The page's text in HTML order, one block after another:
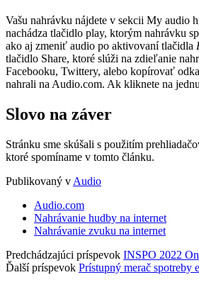
Vašu nahrávku nájdete v sekcii My audio
nachádza tlačidlo play, ktorým nahrávku
ako aj zmeniť audio po aktivovaní tlačidla
tlačidlo Share, ktoré slúži na zdieľanie
Facebooku, Twittery, alebo kopírovať
nahrali na Audio.com. Ak kliknete na
Slovo na záver
Stránku sme skúšali s použitím
ktoré spomíname v tomto článku.
Publikovaný v Audio
Audio.com
Nahrávanie hudby na internet
Nahrávanie zvuku na internet
Predchádzajúci príspevok INSPO 2022
Ďalší príspevok Prístupný merač spotreby